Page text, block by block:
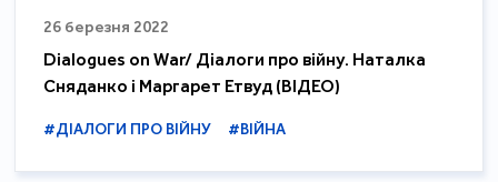
26 березня 2022
Dialogues on War/ Діалоги про війну. Наталка
Сняданко і Маргарет Етвуд (ВІДЕО)
#ДІАЛОГИ ПРО ВІЙНУ #ВІЙНА